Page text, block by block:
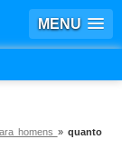
MENU
homens » quanto